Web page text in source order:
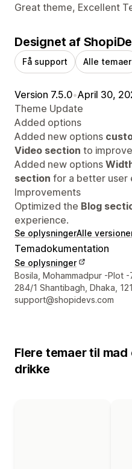
Great theme, Excellent
Designet af
Få support Alle temaer
Version 7.5.0•April 30,
Theme Update
Added options
Added new options
Video section to
Added new options
section for a better user
Improvements
Optimized the Blog
experience.
Se oplysningerAlle
Temadokumentation
Se oplysninger
Se kontaktoplysninger
Bosila, Mohammadpur -Plot
284/1 Shantibagh, Dhaka,
support@shopidevs.com
Flere temaer til mad
drikke